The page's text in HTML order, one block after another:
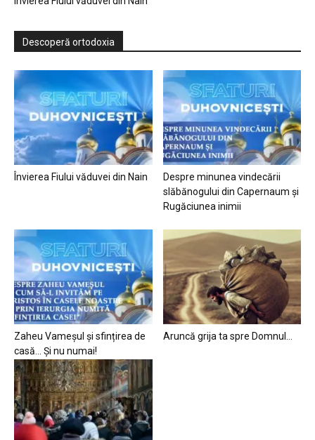
Descoperă ortodoxia
Învierea Fiului văduvei din Nain
Despre minunea vindecării
slăbănogului din Capernaum și
Rugăciunea inimii
Zaheu Vameșul și sfințirea de
casă… Și nu numai!
Aruncă grija ta spre Domnul…